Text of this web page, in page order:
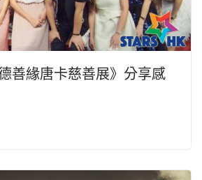
善緣唐卡慈善展》分享感